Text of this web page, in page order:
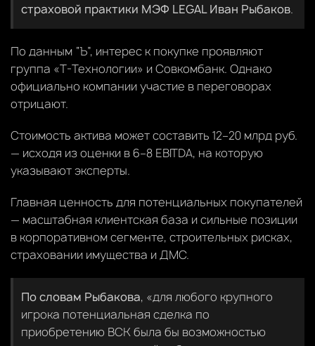
страховой практики МЭФ LEGAL Иван Рыбаков.
По данным “Ъ”, интерес к покупке проявляют
группа «Т-Технологии» и Совкомбанк. Однако
официально компании участие в переговорах
отрицают.
Стоимость актива может составить 12–20 млрд руб.
— исходя из оценки в 6–8 EBITDA, на которую
указывают эксперты.
Главная ценность для потенциальных покупателей
— масштабная клиентская база и сильные позиции
в корпоративном сегменте, строительных рисках,
страховании имущества и ДМС.
По словам Рыбакова, «для любого крупного
игрока потенциальная сделка по
приобретению ВСК была бы возможностью